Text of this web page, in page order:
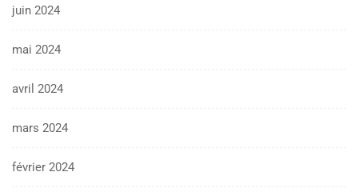
juin 2024
mai 2024
avril 2024
mars 2024
février 2024